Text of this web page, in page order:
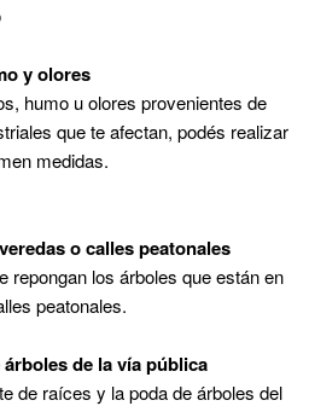
y olores
humo u olores provenientes de
que te afectan, podés realizar
medidas.
o calles peatonales
repongan los árboles que están en
peatonales.
de la vía pública
de raíces y la poda de árboles del